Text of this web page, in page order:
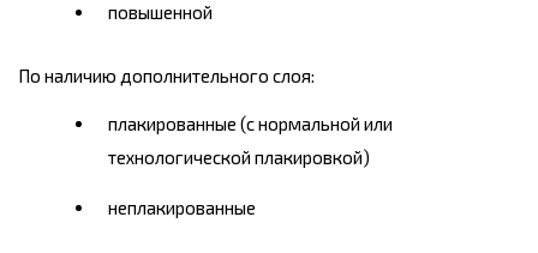
повышенной
По наличию дополнительного слоя:
плакированные (с нормальной или
технологической плакировкой)
неплакированные